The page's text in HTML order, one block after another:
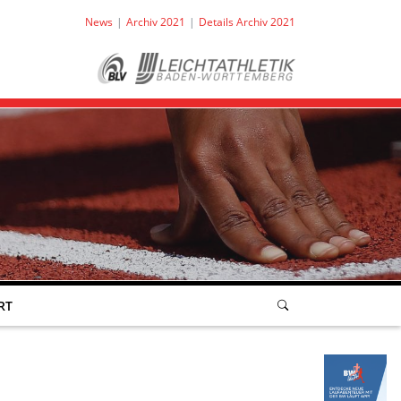
News Archiv 2021 Details Archiv 2021